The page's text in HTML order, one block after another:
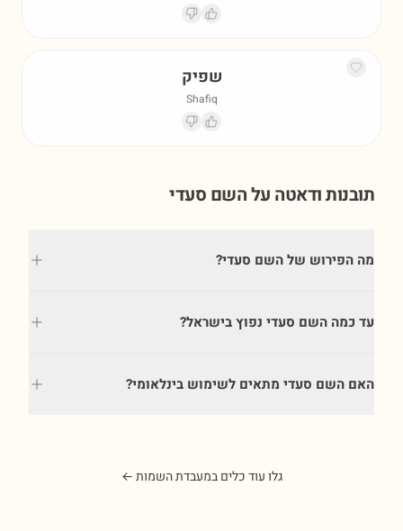
שפיק
Shafiq
תובנות ודאטה על השם סעדי
מה הפירוש של השם סעדי?
עד כמה השם סעדי נפוץ בישראל?
האם השם סעדי מתאים לשימוש בינלאומי?
גלו עוד כלים במעבדת השמות ←